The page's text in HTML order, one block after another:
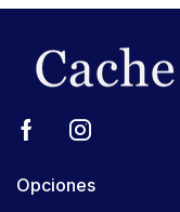
Opciones